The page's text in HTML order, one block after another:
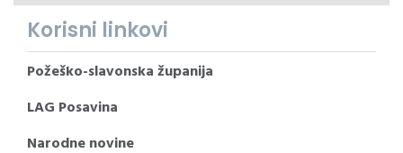
Korisni linkovi
Požeško-slavonska županija
LAG Posavina
Narodne novine